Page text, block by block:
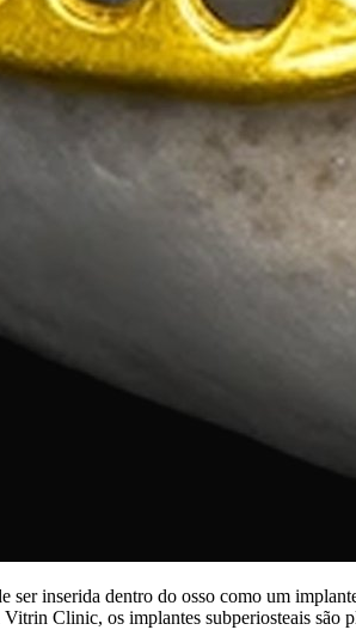
ser inserida dentro do osso como um
Clinic, os implantes subperiosteais são